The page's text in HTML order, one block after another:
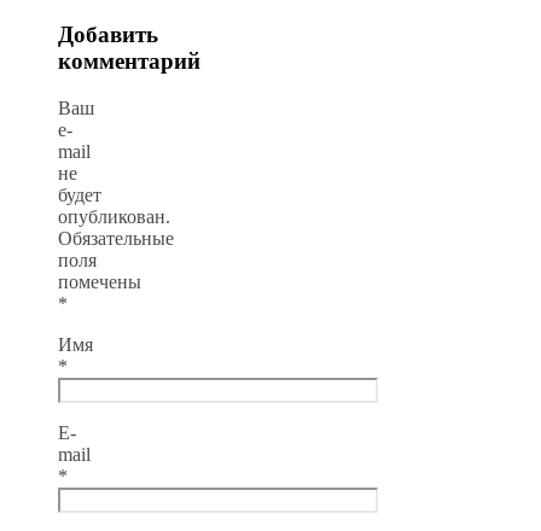
Добавить
комментарий
Ваш
e-
mail
не
будет
опубликован.
Обязательные
поля
помечены
*
Имя
*
E-
mail
*